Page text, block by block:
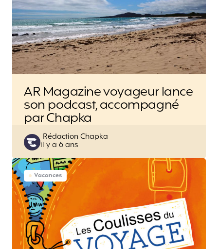
AR Magazine voyageur lance
son podcast, accompagné
par Chapka
Posted
by
Rédaction Chapka
il y a 6 ans
Vacances